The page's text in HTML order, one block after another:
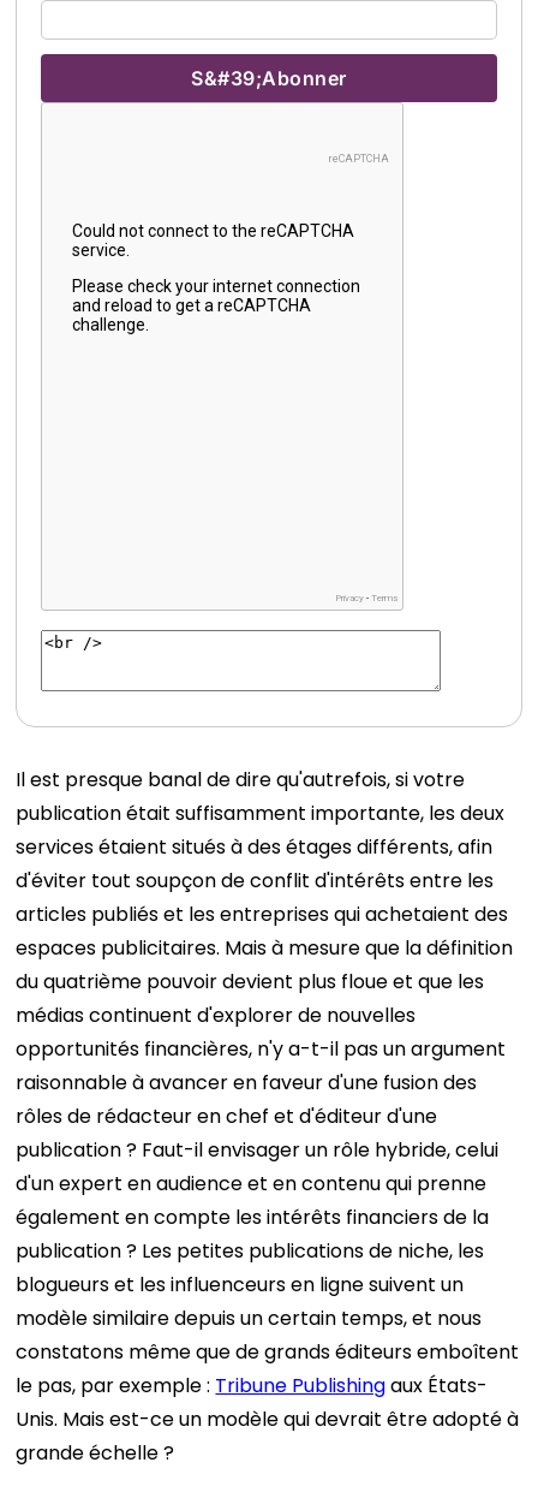
Il est presque banal de dire qu'autrefois, si votre
publication était suffisamment importante, les deux
services étaient situés à des étages différents, afin
d'éviter tout soupçon de conflit d'intérêts entre les
articles publiés et les entreprises qui achetaient des
espaces publicitaires. Mais à mesure que la définition
du quatrième pouvoir devient plus floue et que les
médias continuent d'explorer de nouvelles
opportunités financières, n'y a-t-il pas un argument
raisonnable à avancer en faveur d'une fusion des
rôles de rédacteur en chef et d'éditeur d'une
publication ? Faut-il envisager un rôle hybride, celui
d'un expert en audience et en contenu qui prenne
également en compte les intérêts financiers de la
publication ? Les petites publications de niche, les
blogueurs et les influenceurs en ligne suivent un
modèle similaire depuis un certain temps, et nous
constatons même que de grands éditeurs emboîtent
le pas, par exemple : Tribune Publishingaux États-
Unis. Mais est-ce un modèle qui devrait être adopté à
grande échelle ?